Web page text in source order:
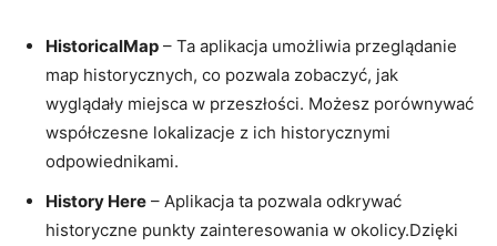
HistoricalMap – Ta aplikacja ⁤umożliwia przeglądanie
map historycznych, co pozwala​ zobaczyć, jak
wyglądały miejsca w przeszłości. Możesz porównywać
współczesne lokalizacje z ich historycznymi
odpowiednikami.
History Here – Aplikacja ta pozwala odkrywać
historyczne punkty​ zainteresowania w⁢ okolicy.Dzięki